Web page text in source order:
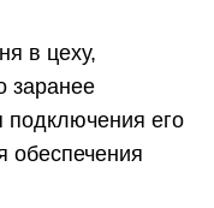
в цеху,
заранее
подключения его
обеспечения